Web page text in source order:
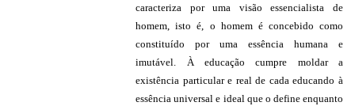
caracteriza por uma visão essencialista de
homem, isto é, o homem é concebido como
constituído por uma essência humana e
imutável. À educação cumpre moldar a
existência particular e real de cada educando à
essência universal e ideal que o define enquanto